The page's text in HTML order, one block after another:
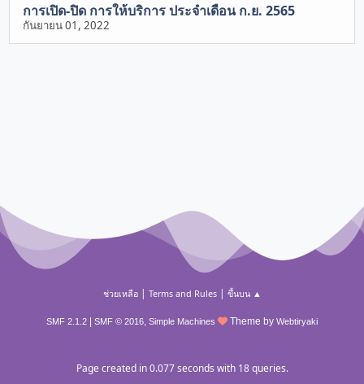
การเปิด-ปิด การให้บริการ ประจำเดือน ก.ย. 2565
กันยายน 01, 2022
ช่วยเหลือ| Terms and Rules| ขึ้นบน ▲
SMF 2.1.2 SMF © 2016, Simple Machines Theme by Webtiryaki
Page created in 0.077 seconds with 18 queries.